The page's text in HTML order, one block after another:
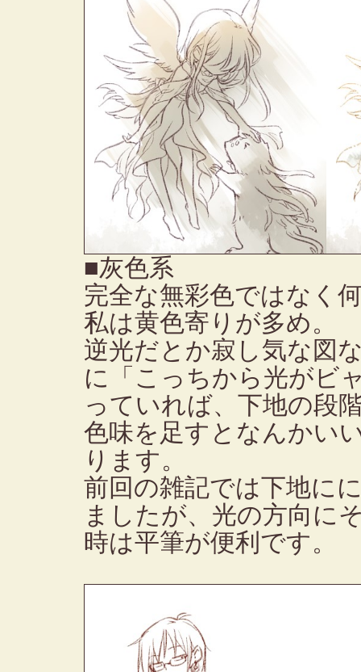
■灰色系
完全な無彩色ではなく
私は黄色寄りが多め。
逆光だとか寂し気な図
に「こっちから光がビ
っていれば、下地の段
色味を足すとなんかい
ります。
前回の雑記では下地に
ましたが、光の方向に
時は平筆が便利です。